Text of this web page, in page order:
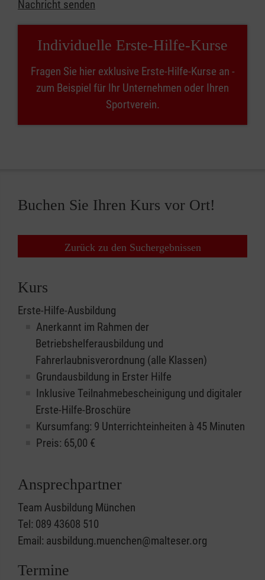
Nachricht senden
Individuelle Erste-Hilfe-Kurse
Fragen Sie hier exklusive Erste-Hilfe-Kurse an -
zum Beispiel für Ihr Unternehmen oder Ihren
Sportverein.
Buchen Sie Ihren Kurs vor Ort!
Zurück zu den Suchergebnissen
Kurs
Erste-Hilfe-Ausbildung
Anerkannt im Rahmen der
Betriebshelferausbildung und
Fahrerlaubnisverordnung (alle Klassen)
Grundausbildung in Erster Hilfe
Inklusive Teilnahmebescheinigung und digitaler
Erste-Hilfe-Broschüre
Kursumfang: 9 Unterrichteinheiten à 45 Minuten
Preis: 65,00 €
Ansprechpartner
Team Ausbildung München
Tel: 089 43608 510
Email: ausbildung.muenchen@malteser.org
Termine